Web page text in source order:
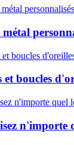
métal
et boucles